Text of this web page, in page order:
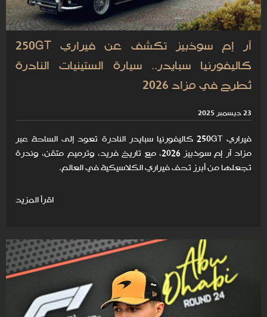
آر إم سوذبيز تكشف عن فيراري 250GT
كاليفورنيا سبايدر.. سيارة الستينيات النادرة
تُطرح في مزاد 2026
23 ديسمبر 2025
فيراري 250GT كاليفورنيا سبايدر النادرة تعود إلى الساحة عبر
مزاد آر إم سوذبيز 2026، مع تاريخ فريد، وترميم متقن، وندرة
تجعلها من أبرز تحف فيراري الكلاسيكية في العالم.
اقرأ المزيد